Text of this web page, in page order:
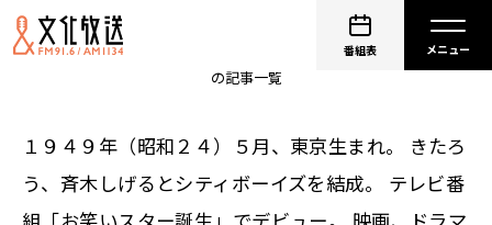
番組表
の記事一覧
１９４９年（昭和２４）５月、東京生まれ。 きたろ
う、斉木しげるとシティボーイズを結成。 テレビ番